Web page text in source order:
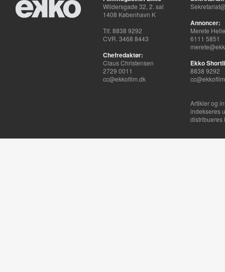
Wildersgade 32, 2. sal
1408 København K
Tlf. 8838 9292
CVR. 3468 8443
Chefredaktør:
Claus Christensen
2729 0011
cc@ekkofilm.dk
Annoncer:
Merete
6111 5851
Ekko
8838 9292
Artikler og
indekseres
distribueres